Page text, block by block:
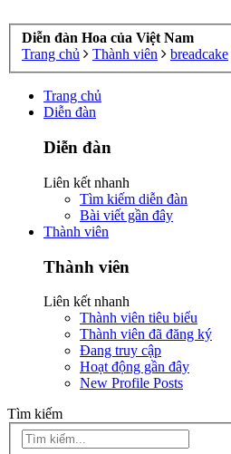
Diễn đàn Hoa của Việt Nam
Trang chủ
Thành viên breadcake
Trang chủ
Diễn đàn
Diễn đàn
Liên kết nhanh
Tìm kiếm diễn đàn
Bài viết gần đây
Thành viên
Thành viên
Liên kết nhanh
Thành viên tiêu biểu
Thành viên đã đăng ký
Đang truy cập
Hoạt động gần đây
New Profile Posts
Tìm kiếm